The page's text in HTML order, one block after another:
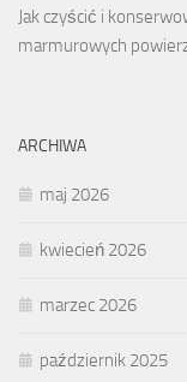
Jak czyścić i
marmurowych
ARCHIWA
maj 2026
kwiecień 2026
marzec 2026
październik 2025